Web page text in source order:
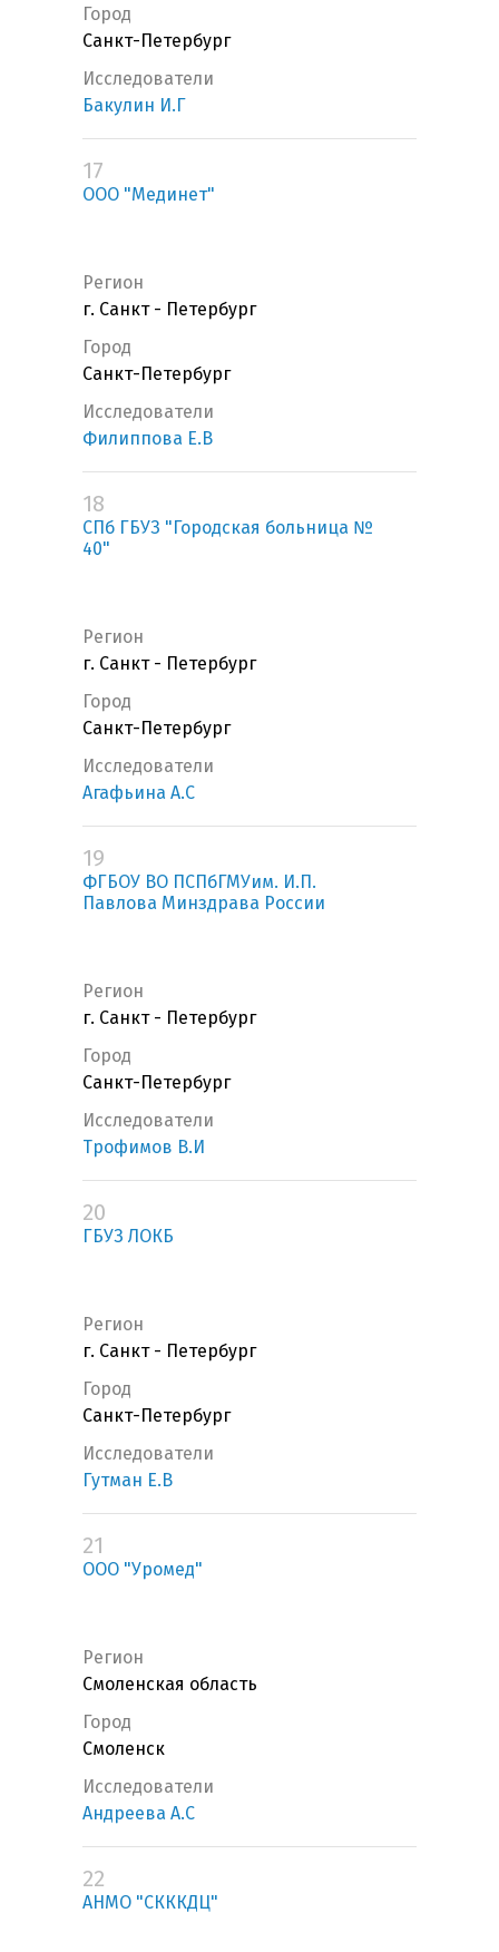
Город
Санкт-Петербург
Исследователи
Бакулин И.Г
17
ООО "Мединет"
Регион
г. Санкт - Петербург
Город
Санкт-Петербург
Исследователи
Филиппова Е.В
18
СПб ГБУЗ "Городская больница №
40"
Регион
г. Санкт - Петербург
Город
Санкт-Петербург
Исследователи
Агафьина А.С
19
ФГБОУ ВО ПСПбГМУим. И.П.
Павлова Минздрава России
Регион
г. Санкт - Петербург
Город
Санкт-Петербург
Исследователи
Трофимов В.И
20
ГБУЗ ЛОКБ
Регион
г. Санкт - Петербург
Город
Санкт-Петербург
Исследователи
Гутман Е.В
21
ООО "Уромед"
Регион
Смоленская область
Город
Смоленск
Исследователи
Андреева А.С
22
АНМО "СКККДЦ"